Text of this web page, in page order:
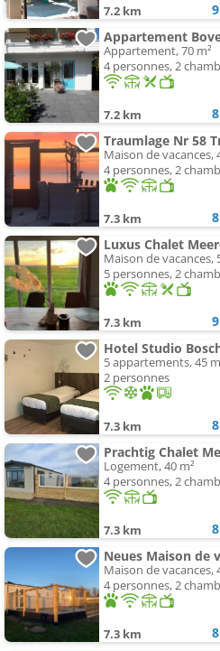
7.2 km
Appartement
Appartement, 70 m²
4 personnes, 2
7.2 km
Maison de vacances,
4 personnes, 2
7.3 km
Luxus Chalet
Maison de vacances,
5 personnes, 2
7.3 km
Hotel Studio
5 appartements, 45
2 personnes
7.3 km
Prachtig Chalet
Logement, 40 m²
4 personnes, 2
7.3 km
Maison de vacances,
4 personnes, 2
7.3 km